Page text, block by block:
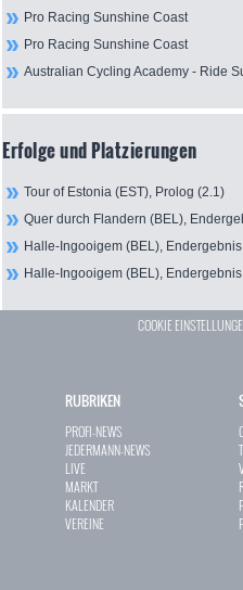
Pro Racing Sunshine Coast
Pro Racing Sunshine Coast
Australian Cycling Academy - Ride
Erfolge und Platzierungen
Tour of Estonia (EST), Prolog (2.1)
Quer durch Flandern (BEL),
Halle-Ingooigem (BEL),
Halle-Ingooigem (BEL),
COOKIE
RUBRIKEN
PROFI-NEWS
JEDERMANN-NEWS
LIVE
MARKT
KALENDER
VEREINE